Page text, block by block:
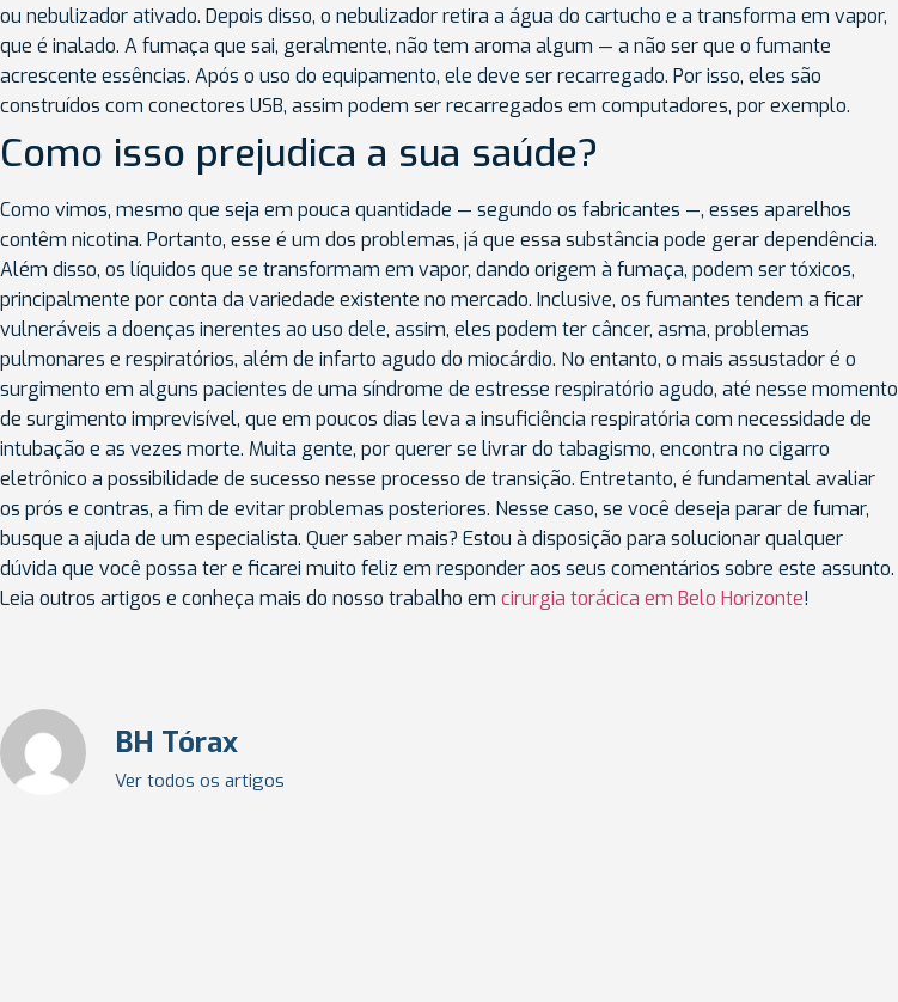
ou nebulizador ativado. Depois disso, o nebulizador retira a água do cartucho e a transforma em vapor,
que é inalado. A fumaça que sai, geralmente, não tem aroma algum — a não ser que o fumante
acrescente essências. Após o uso do equipamento, ele deve ser recarregado. Por isso, eles são
construídos com conectores USB, assim podem ser recarregados em computadores, por exemplo.
Como isso prejudica a sua saúde?
Como vimos, mesmo que seja em pouca quantidade — segundo os fabricantes —, esses aparelhos
contêm nicotina. Portanto, esse é um dos problemas, já que essa substância pode gerar dependência.
Além disso, os líquidos que se transformam em vapor, dando origem à fumaça, podem ser tóxicos,
principalmente por conta da variedade existente no mercado. Inclusive, os fumantes tendem a ficar
vulneráveis a doenças inerentes ao uso dele, assim, eles podem ter câncer, asma, problemas
pulmonares e respiratórios, além de infarto agudo do miocárdio. No entanto, o mais assustador é o
surgimento em alguns pacientes de uma síndrome de estresse respiratório agudo, até nesse momento
de surgimento imprevisível, que em poucos dias leva a insuficiência respiratória com necessidade de
intubação e as vezes morte. Muita gente, por querer se livrar do tabagismo, encontra no cigarro
eletrônico a possibilidade de sucesso nesse processo de transição. Entretanto, é fundamental avaliar
os prós e contras, a fim de evitar problemas posteriores. Nesse caso, se você deseja parar de fumar,
busque a ajuda de um especialista. Quer saber mais? Estou à disposição para solucionar qualquer
dúvida que você possa ter e ficarei muito feliz em responder aos seus comentários sobre este assunto.
Leia outros artigos e conheça mais do nosso trabalho em cirurgia torácica em Belo Horizonte!
BH Tórax
Ver todos os artigos